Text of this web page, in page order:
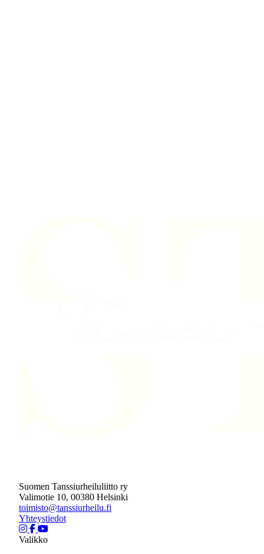
Suomen Tanssiurheiluliitto ry
Valimotie 10, 00380 Helsinki
toimisto@tanssiurheilu.fi
Yhteystiedot
Valikko